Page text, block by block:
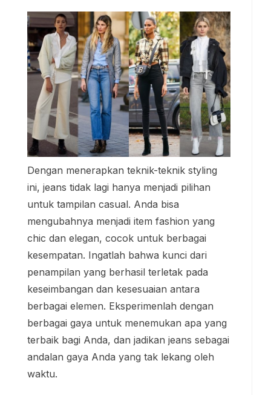
Dengan menerapkan teknik-teknik styling
ini, jeans tidak lagi hanya menjadi pilihan
untuk tampilan casual. Anda bisa
mengubahnya menjadi item fashion yang
chic dan elegan, cocok untuk berbagai
kesempatan. Ingatlah bahwa kunci dari
penampilan yang berhasil terletak pada
keseimbangan dan kesesuaian antara
berbagai elemen. Eksperimenlah dengan
berbagai gaya untuk menemukan apa yang
terbaik bagi Anda, dan jadikan jeans sebagai
andalan gaya Anda yang tak lekang oleh
waktu.